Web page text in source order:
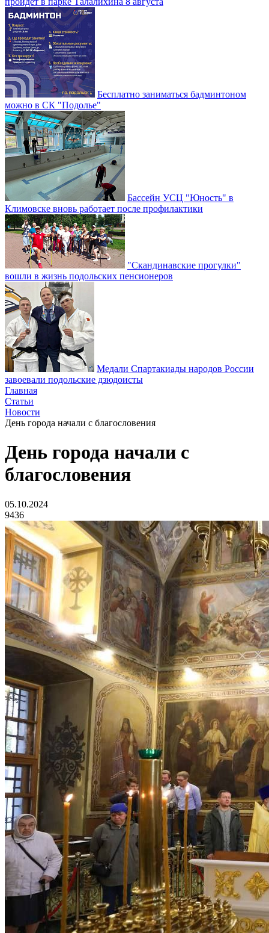
Бесплатно заниматься бадминтоном
можно в СК "Подолье"
Бассейн УСЦ "Юность" в
Климовске вновь работает после профилактики
"Скандинавские прогулки"
вошли в жизнь подольских пенсионеров
Медали Спартакиады народов России
завоевали подольские дзюдоисты
Главная
Статьи
Новости
День города начали с благословения
День города начали с
благословения
05.10.2024
9436